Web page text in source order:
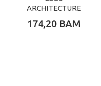
ARCHITECTURE
LOVE
174,20 BAM